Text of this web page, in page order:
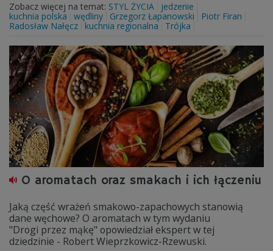
Zobacz więcej na temat: STYL ŻYCIA
jedzenie
kuchnia polska
wędliny Grzegorz Łapanowski
Piotr Firan
Radosław Nałęcz
kuchnia regionalna Trójka
O aromatach oraz smakach i ich łączeniu
Jaką część wrażeń smakowo-zapachowych stanowią
dane węchowe? O aromatach w tym wydaniu
"Drogi przez mąkę" opowiedział ekspert w tej
dziedzinie - Robert Wieprzkowicz-Rzewuski.